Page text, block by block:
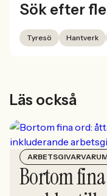
Sök efter
Tyresö Hantverk
Läs också
Bortom